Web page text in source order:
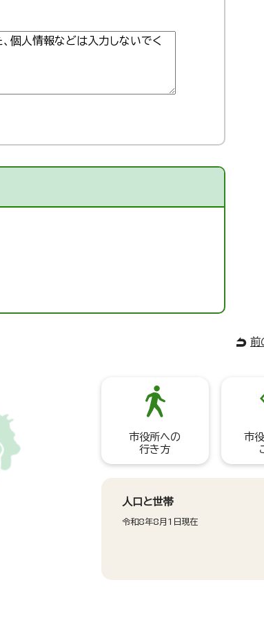
前
市役所への
行き方
市
人口と世帯
令和8年8月1日現在